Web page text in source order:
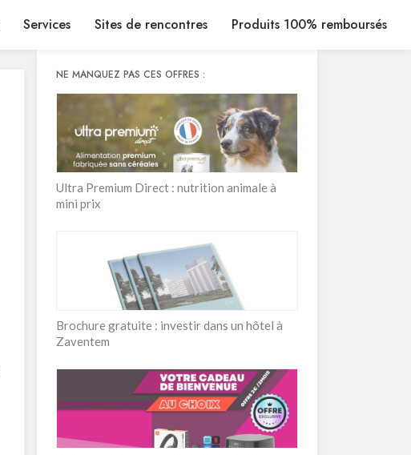
Services Sites de rencontres Produits 100% remboursés
NE MANQUEZ PAS CES OFFRES :
Ultra Premium Direct : nutrition animale à
mini prix
Brochure gratuite : investir dans un hôtel à
Zaventem